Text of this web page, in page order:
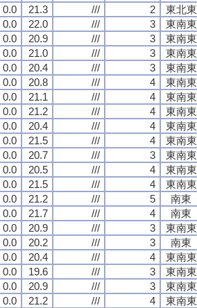
0.0 21.3 /// 2 東北東
0.0 22.0 /// 3 東南東
0.0 20.9 /// 3 東南東
0.0 21.0 /// 3 東南東
0.0 20.4 /// 3 東南東
0.0 20.8 /// 4 東南東
0.0 21.1 /// 4 東南東
0.0 21.2 /// 4 東南東
0.0 20.4 /// 4 東南東
0.0 21.5 /// 4 東南東
0.0 20.7 /// 3 東南東
0.0 20.5 /// 4 東南東
0.0 21.5 /// 4 東南東
0.0 21.2 /// 5 南東
0.0 21.7 /// 4 南東
0.0 20.9 /// 3 東南東
0.0 20.2 /// 3 南東
0.0 20.4 /// 4 東南東
0.0 19.6 /// 3 東南東
0.0 20.9 /// 3 東南東
0.0 21.2 /// 4 東南東